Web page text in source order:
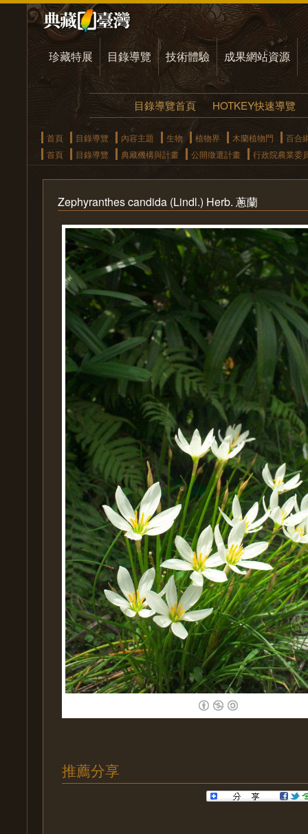
珍藏特展 目錄導覽 技術體驗 成果網站資源
目錄導覽首頁 HOTKEY快速導覽
首頁 目錄導覽 內容主題 生物 植物界 木蘭植物門
百合
首頁
目錄導覽 典藏機構與計畫 公開徵選計畫 行政院農業委
Zephyranthes candida (Lindl.) Herb. 蔥蘭
推薦分享